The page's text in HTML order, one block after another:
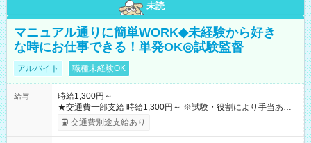
未読
マニュアル通りに簡単WORK◆未経験から好き
な時にお仕事できる！単発OK◎試験監督
アルバイト 職種未経験OK
給与
時給1,300円～
★交通費一部支給 時給1,300円～ ※試験・役割により手当あり
※勤務回数により昇給あり 【即給（前払い）オプションあ
り！】 希望される場合、勤務から1週間ほどで給与の一部を受け
交通費別途支給あり